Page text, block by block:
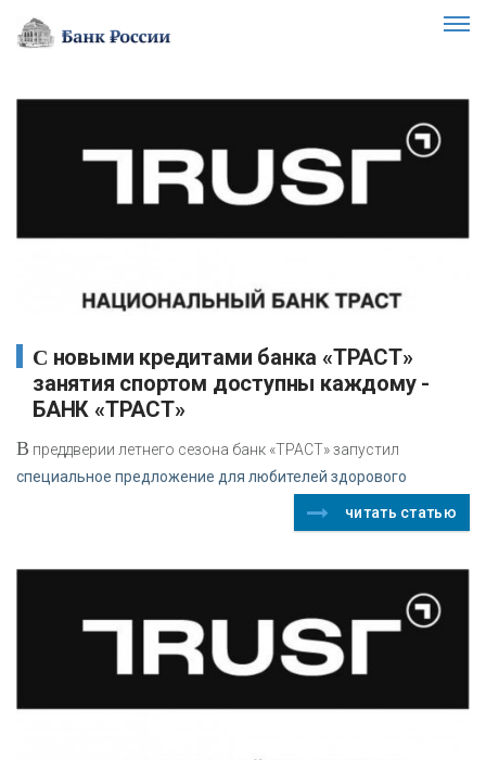
C новыми кредитами банка «ТРАСТ»
занятия спортом доступны каждому -
БАНК «ТРАСТ»
В преддверии летнего сезона банк «ТРАСТ» запустил
специальное предложение для любителей здорового
читать статью